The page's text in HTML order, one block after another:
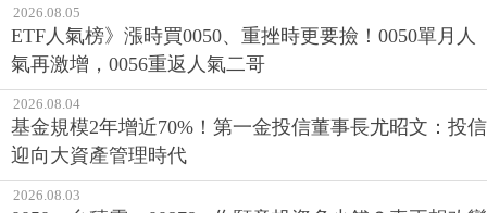
氣再激增，0056重返人氣二哥
2026.08.04
基金規模2年增近70%！第一金投信董事長尤昭文：投信
迎向大資產管理時代
2026.08.03
0050、台積電、00878...你願意投資多少錢？真正想改變
人生，關鍵在「數大」